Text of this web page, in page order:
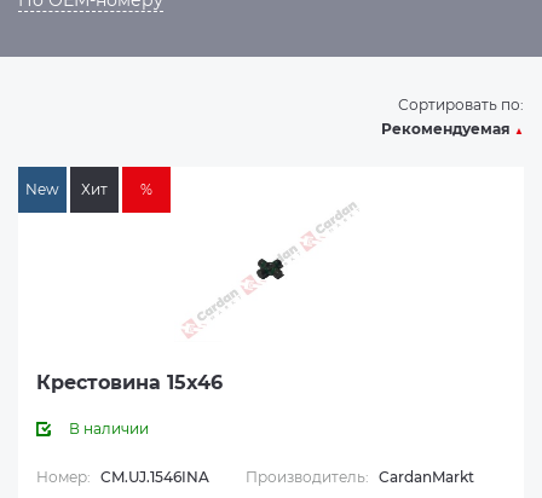
Сортировать по:
Рекомендуемая ▲
New Хит %
Крестовина 15x46
В наличии
Номер: CM.UJ.1546INA Производитель: CardanMarkt